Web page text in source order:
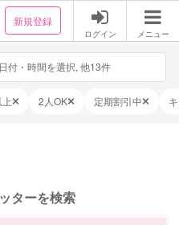
新規登録
ログイン メニュー
付・時間を選択, 他13件
2人OK 定期割引中
ターを検索